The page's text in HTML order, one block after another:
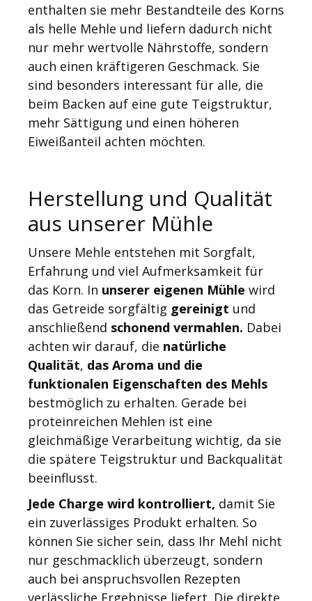
enthalten sie mehr Bestandteile des Korns
als helle Mehle und liefern dadurch nicht
nur mehr wertvolle Nährstoffe, sondern
auch einen kräftigeren Geschmack. Sie
sind besonders interessant für alle, die
beim Backen auf eine gute Teigstruktur,
mehr Sättigung und einen höheren
Eiweißanteil achten möchten.
Herstellung und Qualität
aus unserer Mühle
Unsere Mehle entstehen mit Sorgfalt,
Erfahrung und viel Aufmerksamkeit für
das Korn. In unserer eigenen Mühle wird
das Getreide sorgfältig gereinigt und
anschließend schonend vermahlen. Dabei
achten wir darauf, die natürliche
Qualität, das Aroma und die
funktionalen Eigenschaften des Mehls
bestmöglich zu erhalten. Gerade bei
proteinreichen Mehlen ist eine
gleichmäßige Verarbeitung wichtig, da sie
die spätere Teigstruktur und Backqualität
beeinflusst.
Jede Charge wird kontrolliert, damit Sie
ein zuverlässiges Produkt erhalten. So
können Sie sicher sein, dass Ihr Mehl nicht
nur geschmacklich überzeugt, sondern
auch bei anspruchsvollen Rezepten
verlässliche Ergebnisse liefert. Die direkte